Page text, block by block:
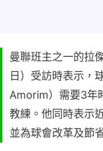
曼聯班主之一的拉
日）受訪時表示，
Amorim）需要3年
教練。他同時表示
並為球會改革及節